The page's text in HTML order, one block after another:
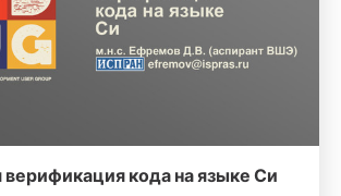
кода на языке Си